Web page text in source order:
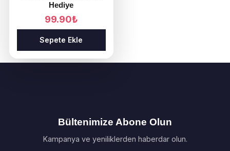
Hediye
99.90₺
Sepete Ekle
Bültenimize Abone Olun
Kampanya ve yeniliklerden haberdar olun.